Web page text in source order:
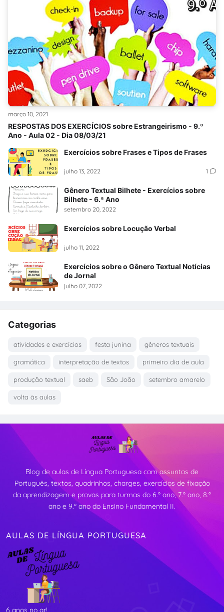
RESPOSTAS DOS EXERCÍCIOS sobre Estrangeirismo - 9.º
Ano - Aula 02 - Dia 08/03/21
março 10, 2021
Exercícios sobre Frases e Tipos de Frases
julho 13, 2022 1
Gênero Textual Bilhete - Exercícios sobre
Bilhete - 6.ª Ano
setembro 20, 2022
Exercícios sobre Locução Verbal
julho 11, 2022
Exercícios sobre o Gênero Textual Notícias
de Jornal
julho 07, 2022
Categorias
atividades e exercícios festa junina gêneros textuais
gramática interpretação de textos primeiro dia de aula
produção textual saeb São João setembro amarelo
volta às aulas
Blog de aulas de Língua Portuguesa com assuntos de
Português, textos, quadrinhos, charges, exercícios de fixação
da aprendizagem e provas para turmas do 6.º ano, 7.º ano, 8.º
ano e 9.º ano do Ensino Fundamental II.
AULAS DE LÍNGUA PORTUGUESA
6 anos no ar!